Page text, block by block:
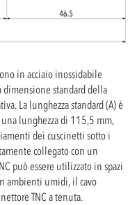
in acciaio inossidabile
dimensione standard della
La lunghezza standard (A) è
lunghezza di 115,5 mm,
dei cuscinetti sotto i
collegato con un
può essere utilizzato in spazi
ambienti umidi, il cavo
TNC a tenuta.